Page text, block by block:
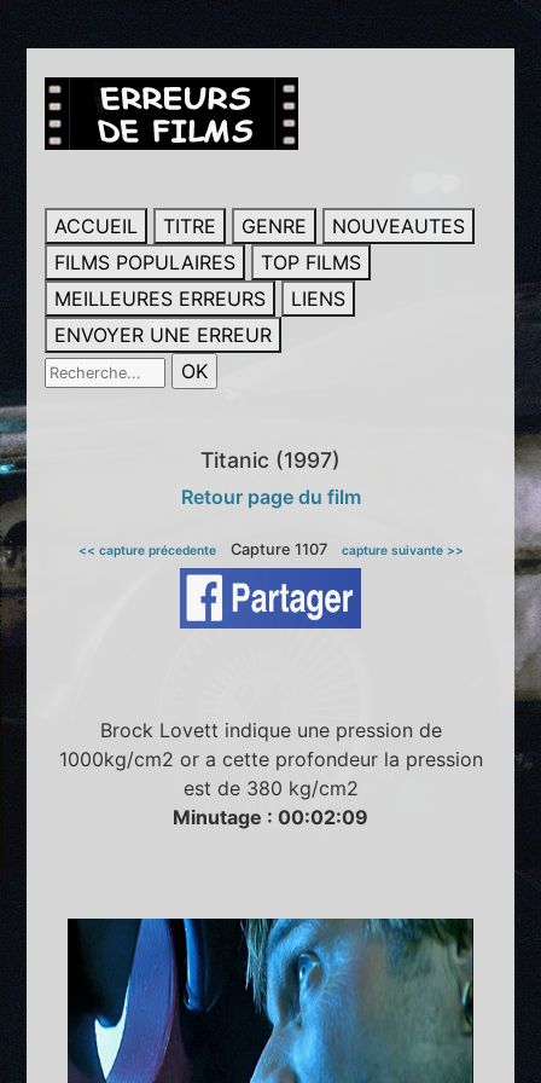
ACCUEIL TITRE GENRE
NOUVEAUTES
FILMS POPULAIRES
TOP FILMS
MEILLEURES ERREURS
LIENS
ENVOYER UNE ERREUR
Titanic (1997)
Retour page du film
<< capture précedenteCapture 1107 capture suivante >>
Brock Lovett indique une pression de
1000kg/cm2 or a cette profondeur la pression
est de 380 kg/cm2
Minutage : 00:02:09